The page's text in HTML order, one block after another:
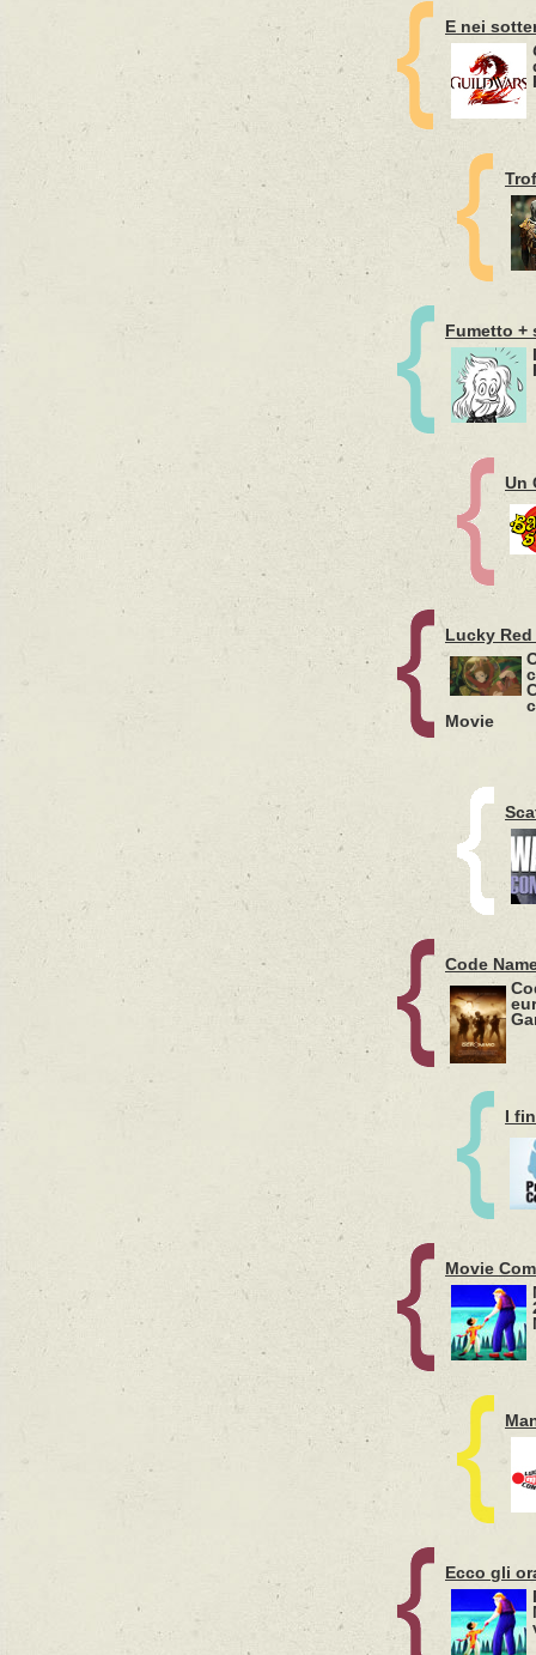
E nei
Fumetto +
Un
Lucky
Movie
Code
I
Movie
Ecco gli